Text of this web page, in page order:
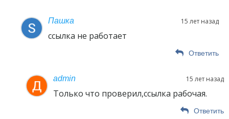
Пашка 15 лет назад
ссылка не работает
Ответить
admin 15 лет назад
Только что проверил,ссылка рабочая.
Ответить